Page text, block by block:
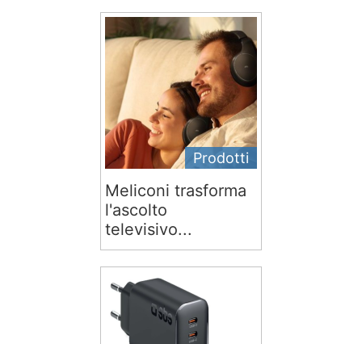
Prodotti
Meliconi trasforma
l'ascolto
televisivo...